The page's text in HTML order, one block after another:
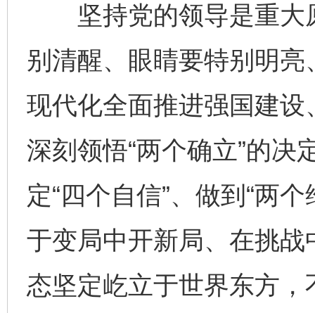
坚持党的领导是重大
别清醒、眼睛要特别明
现代化全面推进强国建
深刻领悟“两个确立”的决
定“四个自信”、做到“两
于变局中开新局、在挑
态坚定屹立于世界东方
东山县通报“牛蛙产品抗生素超标问题”